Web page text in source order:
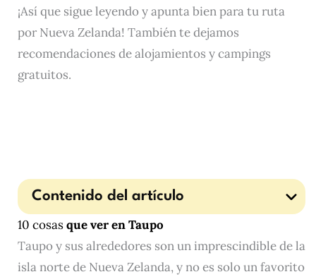
¡Así que sigue leyendo y apunta bien para tu ruta
por Nueva Zelanda! También te dejamos
recomendaciones de alojamientos y campings
gratuitos.
Contenido del artículo
10 cosasque ver en Taupo
Taupo y sus alrededores son un imprescindible de la
isla norte de Nueva Zelanda, y no es solo un favorito